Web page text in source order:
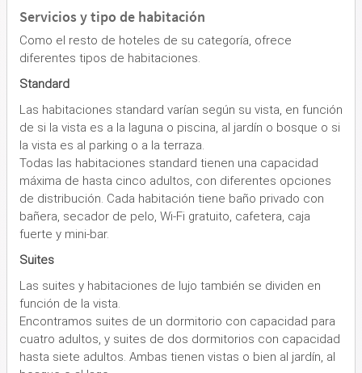
Servicios y tipo de habitación
Como el resto de hoteles de su categoría, ofrece
diferentes tipos de habitaciones.
Standard
Las habitaciones standard varían según su vista, en función
de si la vista es a la laguna o piscina, al jardín o bosque o si
la vista es al parking o a la terraza.
Todas las habitaciones standard tienen una capacidad
máxima de hasta cinco adultos, con diferentes opciones
de distribución. Cada habitación tiene baño privado con
bañera, secador de pelo, Wi-Fi gratuito, cafetera, caja
fuerte y mini-bar.
Suites
Las suites y habitaciones de lujo también se dividen en
función de la vista.
Encontramos suites de un dormitorio con capacidad para
cuatro adultos, y suites de dos dormitorios con capacidad
hasta siete adultos. Ambas tienen vistas o bien al jardín, al